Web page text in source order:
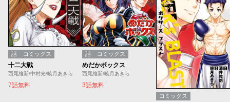
話 コミックス
十二大戦
西尾維新/中村光/暁月あきら
7話無料
話 コミックス
めだかボックス
西尾維新/暁月あきら
3話無料
コミックス